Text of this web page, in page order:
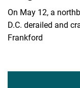
On May 12, a
D.C. derailed and
Frankford